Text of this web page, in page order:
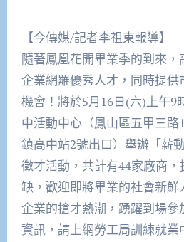
【今傳媒/記者李祖東報導】
隨著鳳凰花開畢業季的到來
企業網羅優秀人才，同時提供
機會！將於5月16日(六)上午9
中活動中心（鳳山區五甲三路
鎮高中站2號出口）舉辦「薪
徵才活動，共計有44家廠商
缺，歡迎即將畢業的社會新鮮
企業的搶才熱潮，踴躍到場參
資訊，請上網勞工局訓練就